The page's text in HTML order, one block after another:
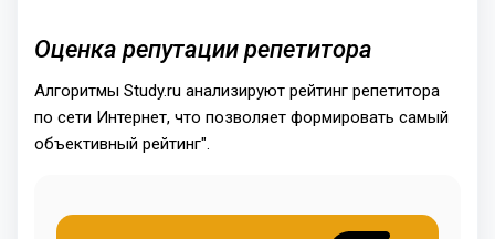
Оценка репутации репетитора
Алгоритмы Study.ru анализируют рейтинг репетитора
по сети Интернет, что позволяет формировать самый
объективный рейтинг".